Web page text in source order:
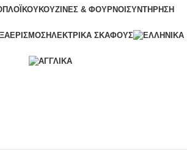
ΚΟΥΖΊΝΕΣ & ΦΟΎΡΝΟΙ ΣΥΝΤΉΡΗΣΗ
ΗΛΕΚΤΡΙΚΆ ΣΚΆΦΟΥΣ